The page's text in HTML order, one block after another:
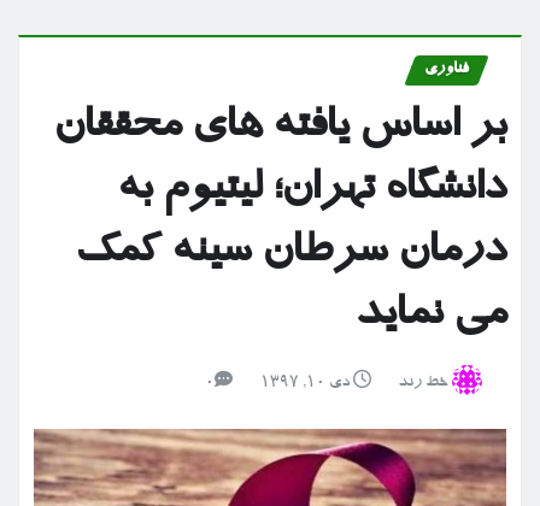
فناوری
بر اساس یافته های محققان
دانشگاه تهران؛ لیتیوم به
درمان سرطان سینه کمک
می نماید
خط رند دی ۱۰, ۱۳۹۷ 0